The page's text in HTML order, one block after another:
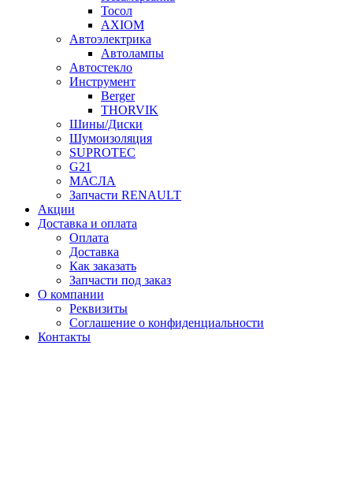
Тосол
AXIOM
Автоэлектрика
Автолампы
Автостекло
Инструмент
Berger
THORVIK
Шины/Диски
Шумоизоляция
SUPROTEC
G21
МАСЛА
Запчасти RENAULT
Акции
Доставка и оплата
Оплата
Доставка
Как заказать
Запчасти под заказ
О компании
Реквизиты
Соглашение о конфиденциальности
Контакты